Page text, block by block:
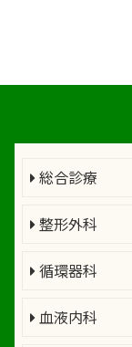
総合診療
整形外科
循環器科
血液内科